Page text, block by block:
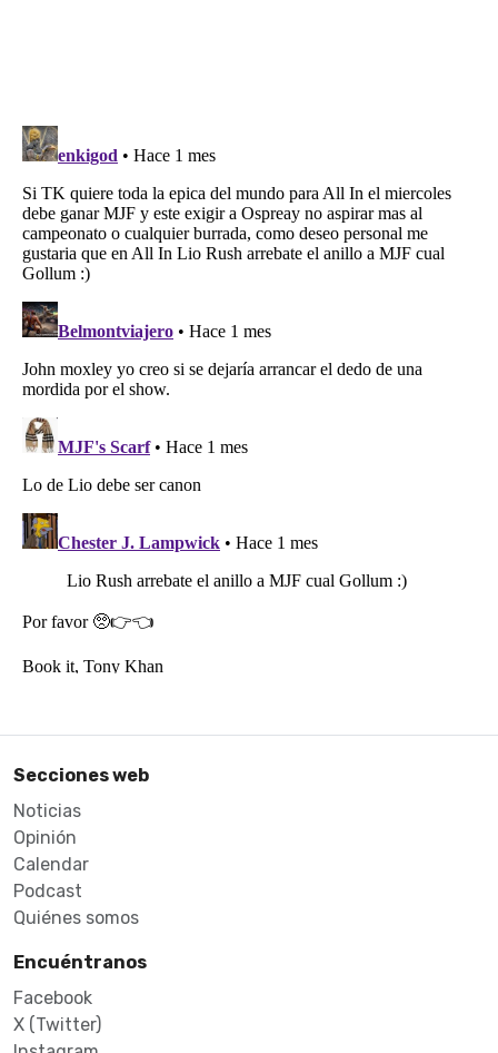
Secciones web
Noticias
Opinión
Calendar
Podcast
Quiénes somos
Encuéntranos
Facebook
X (Twitter)